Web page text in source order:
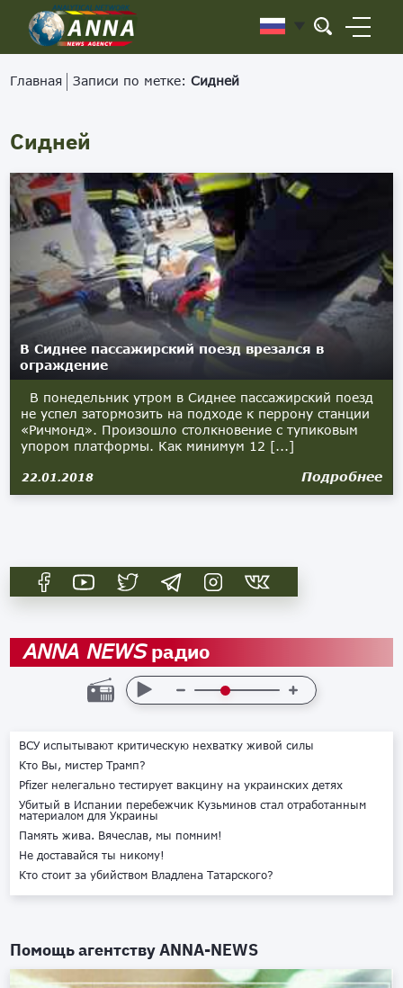
Главная Записи по метке:Сидней
Сидней
В Сиднее пассажирский поезд врезался в
ограждение
В понедельник утром в Сиднее пассажирский поезд
не успел затормозить на подходе к перрону станции
«Ричмонд». Произошло столкновение с тупиковым
упором платформы. Как минимум 12 [...]
22.01.2018 Подробнее
ANNA NEWSрадио
ВСУ испытывают критическую нехватку живой силы
Кто Вы, мистер Трамп?
Pfizer нелегально тестирует вакцину на украинских детях
Убитый в Испании перебежчик Кузьминов стал отработанным
материалом для Украины
Память жива. Вячеслав, мы помним!
Не доставайся ты никому!
Кто стоит за убийством Владлена Татарского?
Помощь агентствуANNA-NEWS